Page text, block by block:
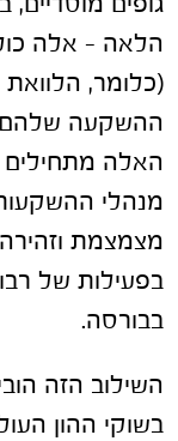
גופים מוסדיים,
הלאה – אלה
(כלומר,
ההשקעה שלהם.
האלה מתחילים
מנהלי
מצמצמת
בפעילות של
בבורסה.
השילוב הזה
בשוקי ההון